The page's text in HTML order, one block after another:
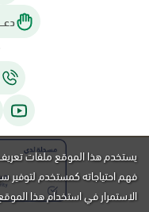
يستخدم هذا الموقع ملفات
فهم احتياجاته كمستخدم
الاستمرار في استخدام هذا